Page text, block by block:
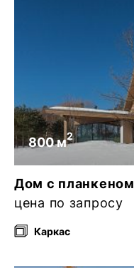
800 м2
Дом с планкеном
цена по запросу
Каркас